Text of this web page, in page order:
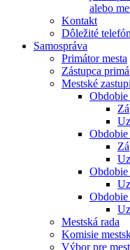
alebo
Kontakt
Dôležité
Samospráva
Primátor mesta
Zástupca
Mestské
Mestská rada
Komisie
Výbor pre